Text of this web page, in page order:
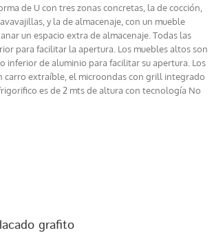
de U con tres zonas concretas, la de cocción,
y la de almacenaje, con un mueble
un espacio extra de almacenaje. Todas las
para facilitar la apertura. Los muebles altos son
inferior de aluminio para facilitar su apertura. Los
carro extraíble, el microondas con grill integrado
es de 2 mts de altura con tecnología No
grafito